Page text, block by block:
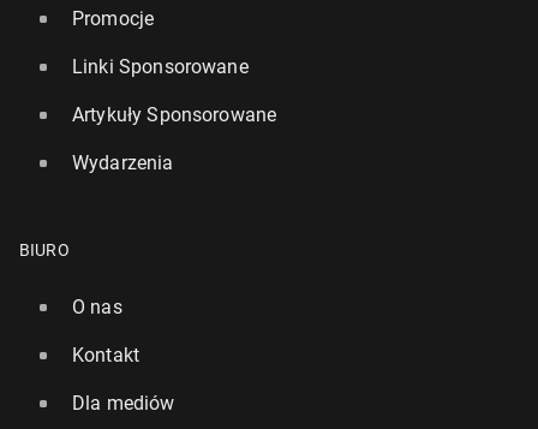
Promocje
Linki Sponsorowane
Artykuły Sponsorowane
Wydarzenia
BIURO
O nas
Kontakt
Dla mediów